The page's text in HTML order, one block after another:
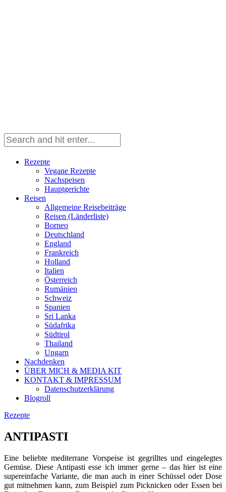
Rezepte
Vegane Rezepte
Nachspeisen
Hauptgerichte
Reisen
Allgemeine Reisebeiträge
Reisen (Länderliste)
Borneo
Deutschland
England
Frankreich
Holland
Italien
Österreich
Rumänien
Schweiz
Spanien
Sri Lanka
Südafrika
Südtirol
Thailand
Ungarn
Nachdenken
ÜBER MICH & MEDIA KIT
KONTAKT & IMPRESSUM
Datenschutzerklärung
Blogroll
Rezepte
ANTIPASTI
Eine beliebte mediterrane Vorspeise ist gegrilltes und eingelegtes
Gemüse. Diese Antipasti esse ich immer gerne – das hier ist eine
supereinfache Variante, die man auch in einer Schüssel oder Dose
gut mitnehmen kann, zum Beispiel zum Picknicken oder Essen bei